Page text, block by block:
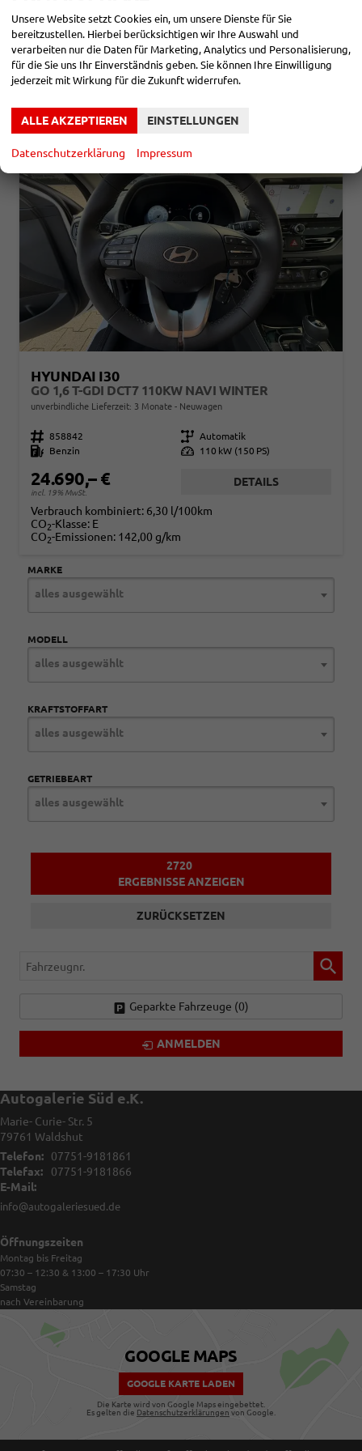
21.390,– €
incl. 19% MwSt.
DETAILS
Verbrauch kombiniert:5,90 l/100km
CO 2-Klasse: D
HYUNDAI I30
GO 1,6 T-GDI DCT7 110KW NAVI WINTER
unverbindliche Lieferzeit: 3 Monate Neuwagen
Fahrzeugnr. 858842 Getriebe Automatik
Kraftstoff
Benzin Leistung 110 kW (150 PS)
24.690,– €
incl. 19% MwSt.
DETAILS
Verbrauch kombiniert: 6,30 l/100km
CO2-Klasse: E
CO2-Emissionen: 142,00 g/km
MARKE
alles ausgewählt
MODELL
alles ausgewählt
KRAFTSTOFFART
alles ausgewählt
GETRIEBEART
alles ausgewählt
2720
ERGEBNISSE ANZEIGEN
ZURÜCKSETZEN
Fahrzeugnr.
Geparkte Fahrzeuge (0)
ANMELDEN
Autogalerie Süd e.K.
Marie- Curie- Str. 5
79761 Waldshut
Telefon:
07751-9181861
Telefax:
07751-9181866
E-Mail:
info@autogaleriesued.de
Öffnungszeiten
Montag bis Freitag
07:30 – 12:30 & 13:00 – 17:30 Uhr
Samstag
nach Vereinbarung
GOOGLE MAPS
GOOGLE KARTE LADEN
Die Karte wird von Google Maps eingebettet.
Es gelten die Datenschutzerklärungen von Google.
Unsere Website setzt Cookies ein, um unsere Dienste für Sie
bereitzustellen. Hierbei berücksichtigen wir Ihre Auswahl und
verarbeiten nur die Daten für Marketing, Analytics und Personalisierung,
für die Sie uns Ihr Einverständnis geben. Sie können Ihre Einwilligung
jederzeit mit Wirkung für die Zukunft widerrufen.
ALLE AKZEPTIEREN EINSTELLUNGEN
Datenschutzerklärung Impressum